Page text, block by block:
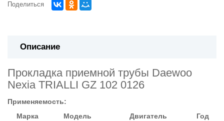
Поделиться
Описание
Прокладка приемной трубы Daewoo
Nexia TRIALLI GZ 102 0126
Применяемость:
Марка
Модель Двигатель
Год